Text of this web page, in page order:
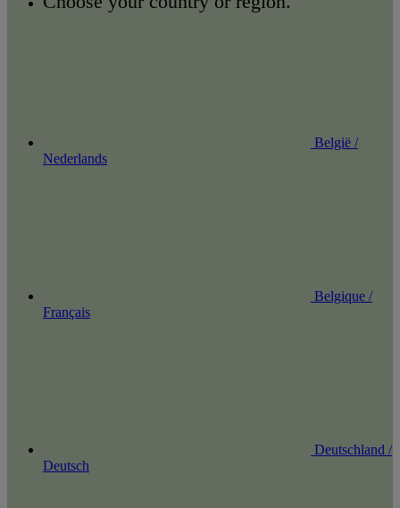
België /
Nederlands
Belgique /
Français
Deutschland /
Deutsch